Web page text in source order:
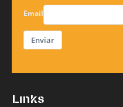
Email
Enviar
Links